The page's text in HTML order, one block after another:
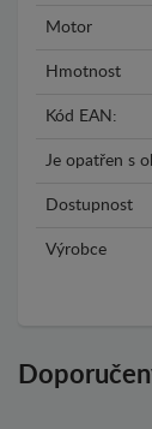
Motor
Hmotnost
Kód EAN:
Je opatřen s
Dostupnost
Výrobce